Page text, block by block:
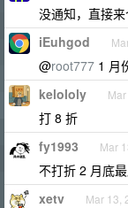
没通知，直接来
iEuhgod
@root777 1 月
kelololy
打 8 折
fy1993 Mar
不打折 2 月底
xetv Mar 13,